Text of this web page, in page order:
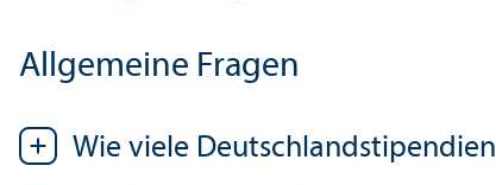
Allgemeine Fragen
Wie viele